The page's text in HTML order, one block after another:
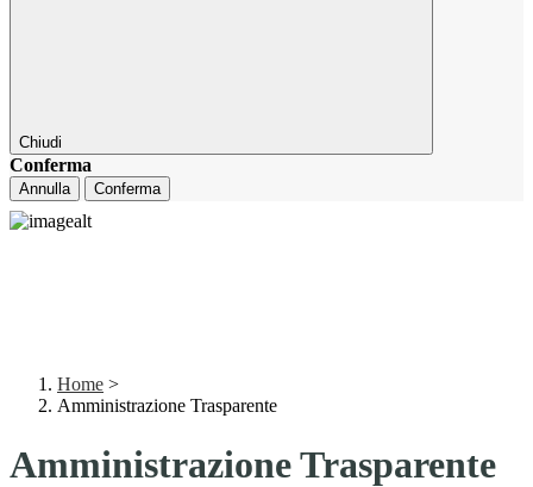
Chiudi
Conferma
Annulla Conferma
Home >
Amministrazione Trasparente
Amministrazione Trasparente